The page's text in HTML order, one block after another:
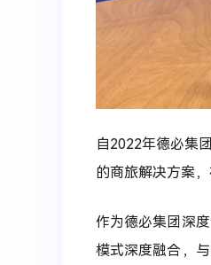
自2022年德必集
的商旅解决方案
作为德必集团深
模式深度融合，